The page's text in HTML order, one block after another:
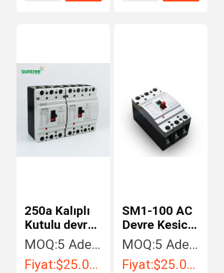
250a Kalıplı
Kutulu devre
kesici 4p AC
MCCB
MOQ:5 Adet / Adet
Fiyat:$25.00 - $50.00 / Piece
SM1-100 AC
Devre Kesici
CE 3 Kutuplu
AC MCCB
MOQ:5 Adet / Adet
Fiyat:$25.00 - $250.00 / Piece